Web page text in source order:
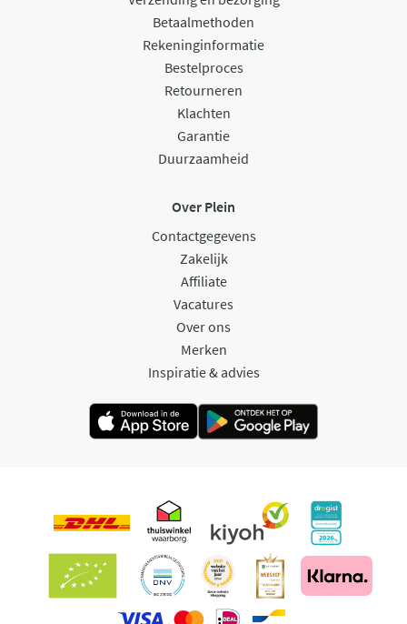
Betaalmethoden
Rekeninginformatie
Bestelproces
Retourneren
Klachten
Garantie
Duurzaamheid
Over Plein
Contactgegevens
Zakelijk
Affiliate
Vacatures
Over ons
Merken
Inspiratie & advies